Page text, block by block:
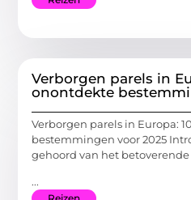
Verborgen parels in
onontdekte
Verborgen parels in Europa:
bestemmingen voor 2025
gehoord van het
...